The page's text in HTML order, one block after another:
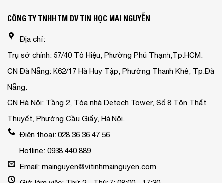
CÔNG TY TNHH TM DV TIN HỌC MAI NGUYỄN
Địa chỉ:
Trụ sở chính: 57/40 Tô Hiệu, Phường Phú Thạnh,Tp.HCM.
CN Đà Nẵng: K62/17 Hà Huy Tập, Phường Thanh Khê, Tp.Đà
Nẵng.
CN Hà Nội: Tầng 2, Tòa nhà Detech Tower, Số 8 Tôn Thất
Thuyết, Phường Cầu Giấy, Hà Nội.
Điện thoại: 028.36 36 47 56
Hotline: 0938.440.889
Email: mainguyen@vitinhmainguyen.com